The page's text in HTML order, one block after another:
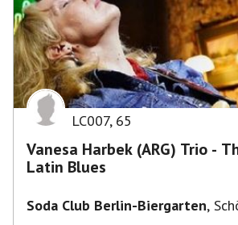
LC007, 65
Vanesa Harbek (ARG) Trio -
Latin Blues
Soda Club Berlin-Biergarten,